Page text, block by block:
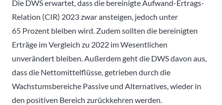
Die DWS erwartet, dass die bereinigte Aufwand-Ertrags-
Relation (CIR) 2023 zwar ansteigen, jedoch unter
65 Prozent bleiben wird. Zudem sollten die bereinigten
Erträge im Vergleich zu 2022 im Wesentlichen
unverändert bleiben. Außerdem geht die DWS davon aus,
dass die Nettomittelflüsse, getrieben durch die
Wachstumsbereiche Passive und Alternatives, wieder in
den positiven Bereich zurückkehren werden.